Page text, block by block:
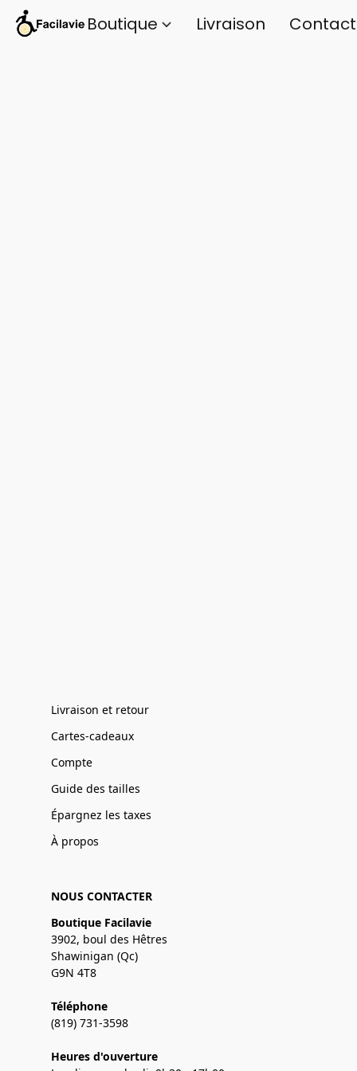
Boutique Livraison
Livraison et retour
Cartes-cadeaux
Compte
Guide des tailles
Épargnez les taxes
À propos
NOUS CONTACTER
Boutique Facilavie
3902, boul des Hêtres
Shawinigan (Qc)
G9N 4T8
Téléphone
(819) 731-3598
Heures d'ouverture